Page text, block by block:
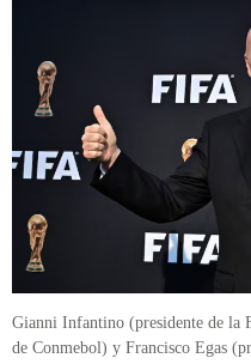
Gianni Infantino (presidente de la
de Conmebol) y Francisco Egas